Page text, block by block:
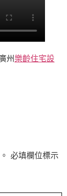
州樂齡住宅設
必填欄位標示